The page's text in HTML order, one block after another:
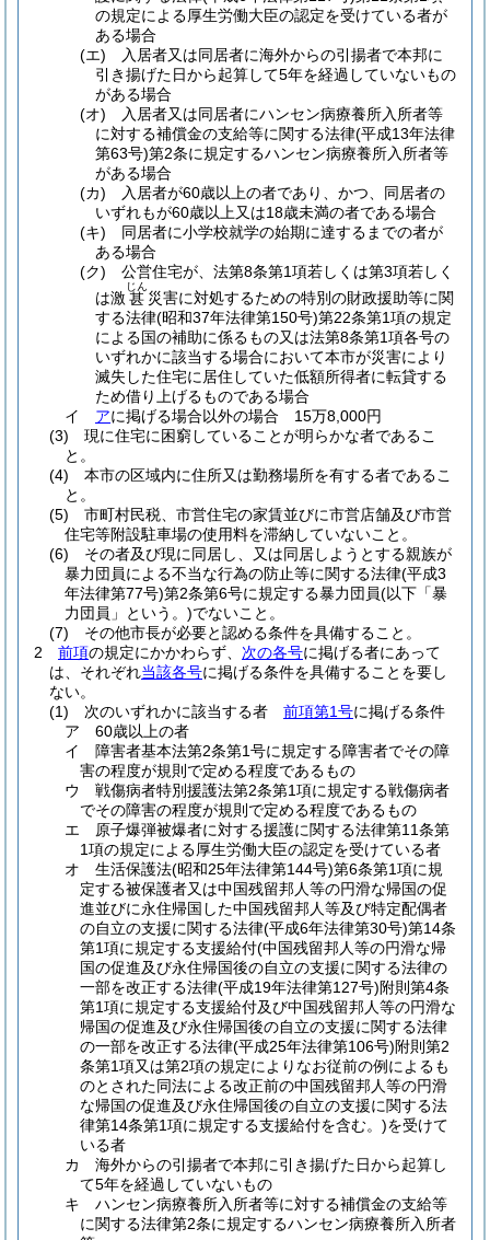
の規定による厚生労働大臣の認定を受けている者が
ある場合
(エ)
入居者又は同居者に海外からの引揚者で本邦に
引き揚げた日から起算して5年を経過していないもの
がある場合
(オ)
入居者又は同居者にハンセン病療養所入所者等
に対する補償金の支給等に関する法律(平成13年法律
第63号)第2条に規定するハンセン病療養所入所者等
がある場合
(カ)
入居者が60歳以上の者であり、かつ、同居者の
いずれもが60歳以上又は18歳未満の者である場合
(キ)
同居者に小学校就学の始期に達するまでの者が
ある場合
(ク)
公営住宅が、法第8条第1項若しくは第3項若しく
は激 甚
じん
災害に対処するための特別の財政援助等に関
する法律(昭和37年法律第150号)第22条第1項の規定
による国の補助に係るもの又は法第8条第1項各号の
いずれかに該当する場合において本市が災害により
滅失した住宅に居住していた低額所得者に転貸する
ため借り上げるものである場合
イ
アに掲げる場合以外の場合 15万8,000円
(3)
現に住宅に困窮していることが明らかな者であるこ
と。
(4)
本市の区域内に住所又は勤務場所を有する者であるこ
と。
(5)
市町村民税、市営住宅の家賃並びに市営店舗及び市営
住宅等附設駐車場の使用料を滞納していないこと。
(6)
その者及び現に同居し、又は同居しようとする親族が
暴力団員による不当な行為の防止等に関する法律(平成3
年法律第77号)第2条第6号に規定する暴力団員(以下「暴
力団員」という。)でないこと。
(7)
その他市長が必要と認める条件を具備すること。
2
前項の規定にかかわらず、 次の各号に掲げる者にあって
は、それぞれ当該各号に掲げる条件を具備することを要し
ない。
(1)
次のいずれかに該当する者 前項第1号に掲げる条件
ア
60歳以上の者
イ
障害者基本法第2条第1号に規定する障害者でその障
害の程度が規則で定める程度であるもの
ウ
戦傷病者特別援護法第2条第1項に規定する戦傷病者
でその障害の程度が規則で定める程度であるもの
エ
原子爆弾被爆者に対する援護に関する法律第11条第
1項の規定による厚生労働大臣の認定を受けている者
オ
生活保護法(昭和25年法律第144号)第6条第1項に規
定する被保護者又は中国残留邦人等の円滑な帰国の促
進並びに永住帰国した中国残留邦人等及び特定配偶者
の自立の支援に関する法律(平成6年法律第30号)第14条
第1項に規定する支援給付(中国残留邦人等の円滑な帰
国の促進及び永住帰国後の自立の支援に関する法律の
一部を改正する法律(平成19年法律第127号)附則第4条
第1項に規定する支援給付及び中国残留邦人等の円滑な
帰国の促進及び永住帰国後の自立の支援に関する法律
の一部を改正する法律(平成25年法律第106号)附則第2
条第1項又は第2項の規定によりなお従前の例によるも
のとされた同法による改正前の中国残留邦人等の円滑
な帰国の促進及び永住帰国後の自立の支援に関する法
律第14条第1項に規定する支援給付を含む。)を受けて
いる者
カ
海外からの引揚者で本邦に引き揚げた日から起算し
て5年を経過していないもの
キ
ハンセン病療養所入所者等に対する補償金の支給等
に関する法律第2条に規定するハンセン病療養所入所者